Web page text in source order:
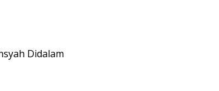
Didalam